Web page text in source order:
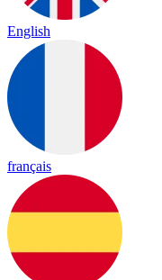
English
français